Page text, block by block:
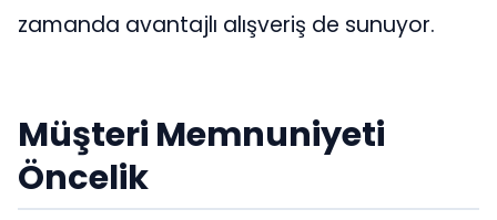
zamanda avantajlı alışveriş de sunuyor.
Müşteri Memnuniyeti
Öncelik